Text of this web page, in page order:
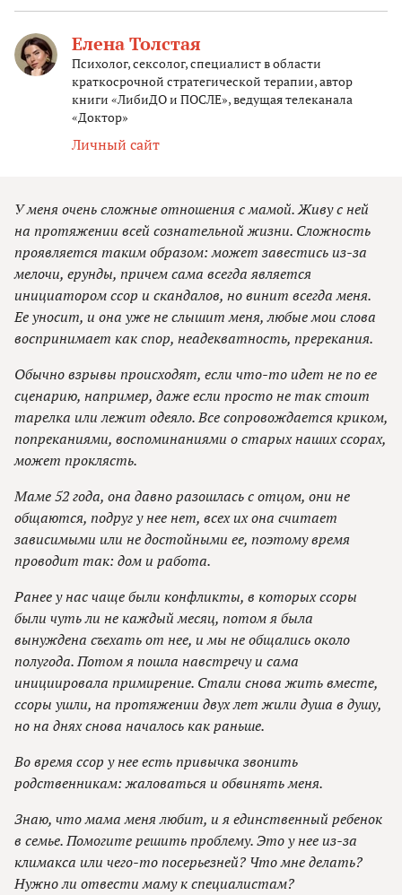
Елена Толстая
Психолог, сексолог, специалист в области
краткосрочной стратегической терапии, автор
книги «ЛибиДО и ПОСЛЕ», ведущая телеканала
«Доктор»
Личный сайт
У меня очень сложные отношения с мамой. Живу с ней
на протяжении всей сознательной жизни. Сложность
проявляется таким образом: может завестись из-за
мелочи, ерунды, причем сама всегда является
инициатором ссор и скандалов, но винит всегда меня.
Ее уносит, и она уже не слышит меня, любые мои слова
воспринимает как спор, неадекватность, пререкания.
Обычно взрывы происходят, если что-то идет не по ее
сценарию, например, даже если просто не так стоит
тарелка или лежит одеяло. Все сопровождается криком,
попреканиями, воспоминаниями о старых наших ссорах,
может проклясть.
Маме 52 года, она давно разошлась с отцом, они не
общаются, подруг у нее нет, всех их она считает
зависимыми или не достойными ее, поэтому время
проводит так: дом и работа.
Ранее у нас чаще были конфликты, в которых ссоры
были чуть ли не каждый месяц, потом я была
вынуждена съехать от нее, и мы не общались около
полугода. Потом я пошла навстречу и сама
инициировала примирение. Стали снова жить вместе,
ссоры ушли, на протяжении двух лет жили душа в душу,
но на днях снова началось как раньше.
Во время ссор у нее есть привычка звонить
родственникам: жаловаться и обвинять меня.
Знаю, что мама меня любит, и я единственный ребенок
в семье. Помогите решить проблему. Это у нее из-за
климакса или чего-то посерьезней? Что мне делать?
Нужно ли отвеcти маму к специалистам?